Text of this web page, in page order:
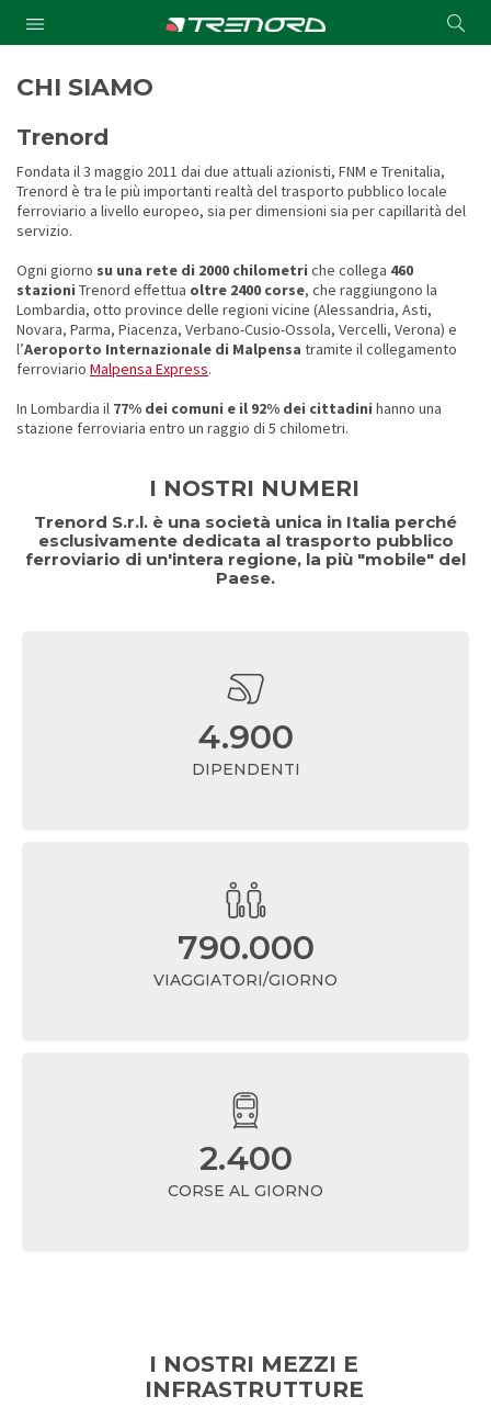
Submit
CHI SIAMO
Trenord
Fondata il 3 maggio 2011 dai due attuali azionisti, FNM e Trenitalia,
Trenord è tra le più importanti realtà del trasporto pubblico locale
ferroviario a livello europeo, sia per dimensioni sia per capillarità del
servizio.
Ogni giorno su una rete di 2000 chilometri che collega 460
stazioni Trenord effettua oltre 2400 corse, che raggiungono la
Lombardia, otto province delle regioni vicine (Alessandria, Asti,
Novara, Parma, Piacenza, Verbano-Cusio-Ossola, Vercelli, Verona) e
l’Aeroporto Internazionale di Malpensa tramite il collegamento
ferroviario Malpensa Express.
In Lombardia il 77% dei comuni e il 92% dei cittadini hanno una
stazione ferroviaria entro un raggio di 5 chilometri.
I NOSTRI NUMERI
Trenord S.r.l. è una società unica in Italia perché
esclusivamente dedicata al trasporto pubblico
ferroviario di un'intera regione, la più "mobile" del
Paese.
4.900
DIPENDENTI
790.000
VIAGGIATORI/GIORNO
2.400
CORSE AL GIORNO
I NOSTRI MEZZI E
INFRASTRUTTURE